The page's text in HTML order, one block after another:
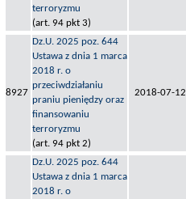
terroryzmu
(art. 94 pkt 3)
8927
Dz.U. 2025 poz. 644
Ustawa z dnia 1 marca
2018 r. o
przeciwdziałaniu
praniu pieniędzy oraz
finansowaniu
terroryzmu
(art. 94 pkt 2)
2018-07-12
Dz.U. 2025 poz. 644
Ustawa z dnia 1 marca
2018 r. o